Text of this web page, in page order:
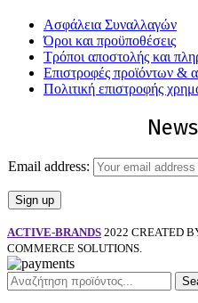
Ασφάλεια Συναλλαγών
Όροι και προϋποθέσεις
Τρόποι αποστολής και
Επιστροφές προϊόντων &
Πολιτική επιστροφής
Email address:
ACTIVE-BRANDS 2022 CREATED
COMMERCE SOLUTIONS.